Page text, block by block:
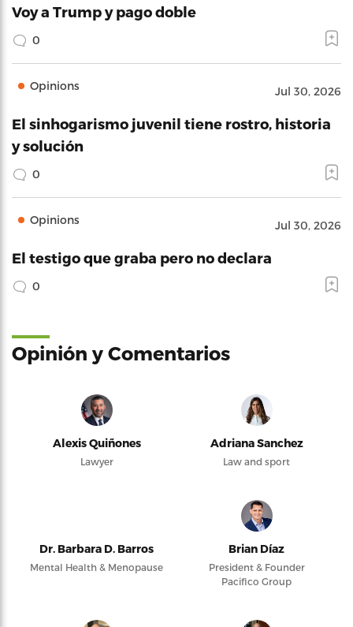
Voy a Trump y pago doble
0
Opinions Jul 30, 2026
El sinhogarismo juvenil tiene rostro, historia
y solución
0
Opinions Jul 30, 2026
El testigo que graba pero no declara
0
Opinión y Comentarios
Alexis Quiñones
Lawyer
Adriana Sanchez
Law and sport
Dr. Barbara D. Barros
Mental Health & Menopause
Brian Díaz
President & Founder
Pacifico Group